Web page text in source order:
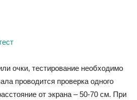
очки, тестирование необходимо
проводится проверка одного
от экрана – 50-70 см. При